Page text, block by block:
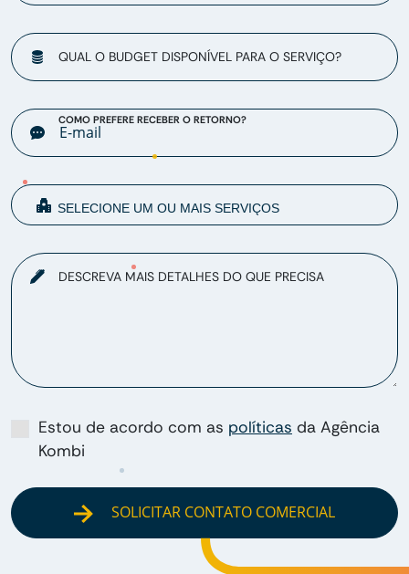
QUAL O BUDGET DISPONÍVEL PARA O SERVIÇO?
COMO PREFERE RECEBER O RETORNO?
DESCREVA MAIS DETALHES DO QUE PRECISA
Estou de acordo com as políticas da Agência
Kombi
SOLICITAR CONTATO COMERCIAL